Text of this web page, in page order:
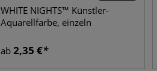
WHITE NIGHTS™ Künstler-
Aquarellfarbe, einzeln
ab 2,35 €